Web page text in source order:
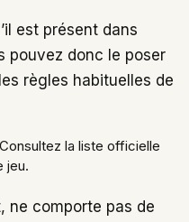
est présent dans
pouvez donc le poser
règles habituelles de
la liste officielle
jeu.
ne comporte pas de